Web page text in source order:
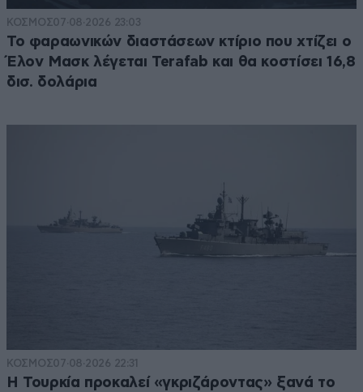
ΚΟΣΜΟΣ07·08·2026 23:03
Το φαραωνικών διαστάσεων κτίριο που χτίζει ο
Έλον Μασκ λέγεται Terafab και θα κοστίσει 16,8
δισ. δολάρια
ΚΟΣΜΟΣ07·08·2026 22:31
Η Τουρκία προκαλεί «γκριζάροντας» ξανά το